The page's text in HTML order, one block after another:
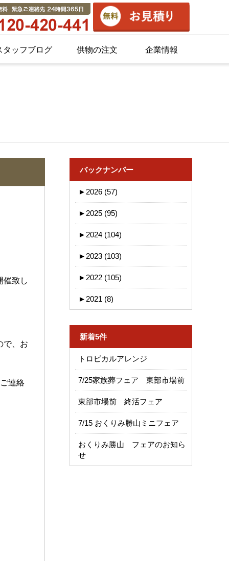
タッフブログ 供物の注文 企業情報
催致し
で、お
連絡
バックナンバー
► 2026 (57)
► 2025 (95)
► 2024 (104)
► 2023 (103)
► 2022 (105)
► 2021 (8)
新着5件
トロピカルアレンジ
7/25家族葬フェア 東部市場前
東部市場前 終活フェア
7/15 おくりみ勝山ミニフェア
おくりみ勝山 フェアのお知ら
せ